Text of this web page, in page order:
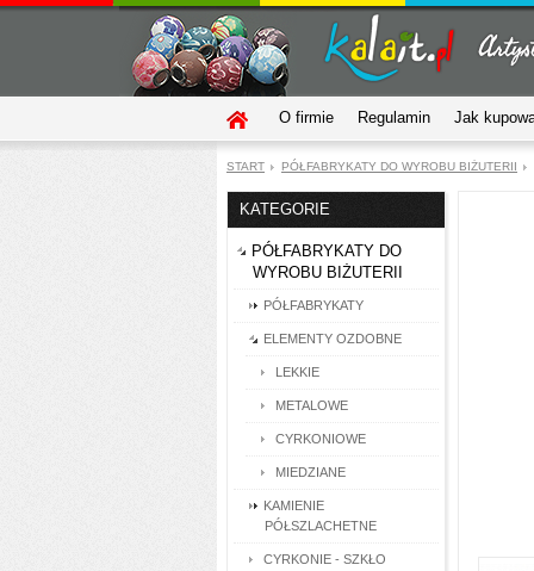
O firmie Regulamin Jak
START PÓŁFABRYKATY DO WYROBU BIŻUTERII
KATEGORIE
PÓŁFABRYKATY DO
WYROBU BIŻUTERII
PÓŁFABRYKATY
ELEMENTY OZDOBNE
LEKKIE
METALOWE
CYRKONIOWE
MIEDZIANE
KAMIENIE
PÓŁSZLACHETNE
CYRKONIE - SZKŁO